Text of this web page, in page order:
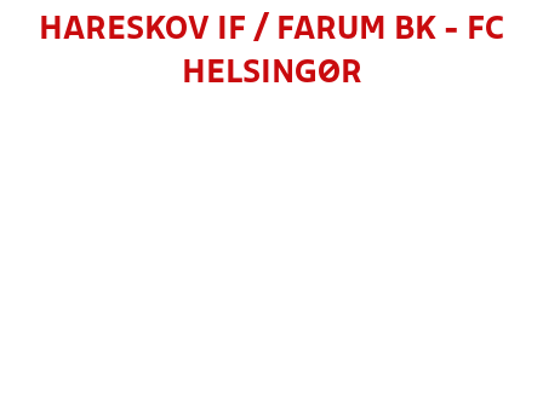
HARESKOV IF / FARUM BK - FC
HELSINGØR